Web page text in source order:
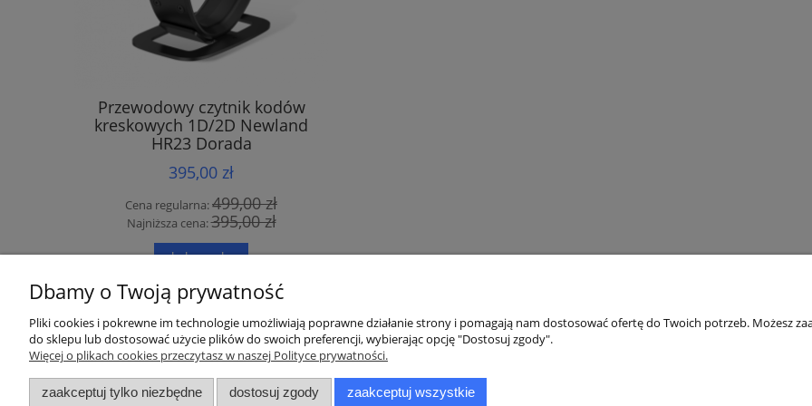
Przewodowy czytnik kodów
kreskowych 1D/2D Newland
HR23 Dorada
395,00 zł
Cena regularna:499,00 zł
Najniższa cena:395,00 zł
do koszyka do koszyka do koszyka
Pomoc
Zwroty i Reklamacje
Regulamin
Moje konto
Twoje zamówienia
Ustawienia konta
Płatności i dostawa
Dbamy o Twoją prywatność
Pliki cookies i pokrewne im technologie umożliwiają poprawne działanie strony i pomagają nam dostosować ofertę do Twoich potrzeb. Możesz
do sklepu lub dostosować użycie plików do swoich preferencji, wybierając opcję "Dostosuj zgody".
Więcej o plikach cookies przeczytasz w naszej Polityce prywatności.
zaakceptuj tylko niezbędne dostosuj zgody zaakceptuj wszystkie